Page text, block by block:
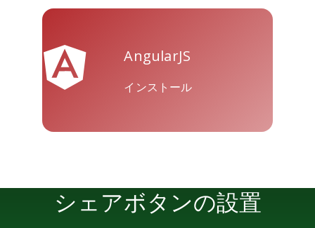
AngularJS
インストール
シェアボタンの設置